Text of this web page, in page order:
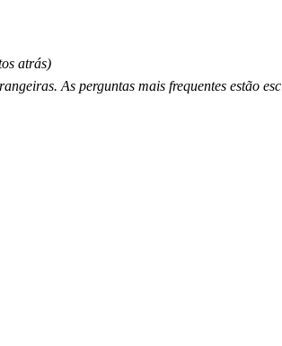
atrás)
As perguntas mais frequentes estão